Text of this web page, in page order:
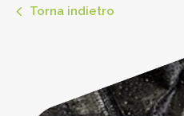
Torna indietro